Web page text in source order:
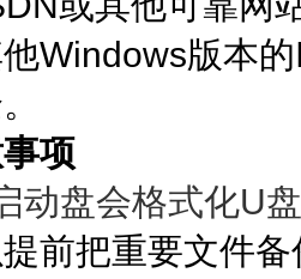
Windows版本
项
动盘会格式化U
前把重要文件